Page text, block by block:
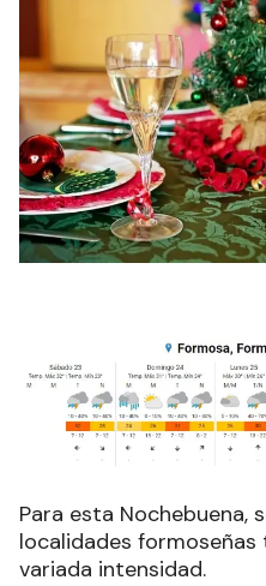
Para esta Nochebuena,
localidades
variada intensidad.